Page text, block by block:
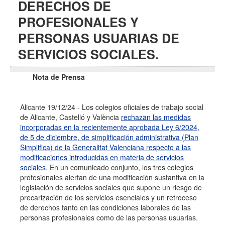
Boletines
UPSANA
PROA
Contacto
DERECHOS DE
PROFESIONALES Y
PERSONAS USUARIAS DE
SERVICIOS SOCIALES.
Nota de Prensa
Alicante 19/12/24 - Los colegios oficiales de trabajo social
de Alicante, Castelló y València rechazan las medidas
incorporadas en la recientemente aprobada Ley 6/2024,
de 5 de diciembre, de simplificación administrativa (Plan
Simplifica) de la Generalitat Valenciana respecto a las
modificaciones introducidas en materia de servicios
sociales. En un comunicado conjunto, los tres colegios
profesionales alertan de una modificación sustantiva en la
legislación de servicios sociales que supone un riesgo de
precarización de los servicios esenciales y un retroceso
de derechos tanto en las condiciones laborales de las
personas profesionales como de las personas usuarias.